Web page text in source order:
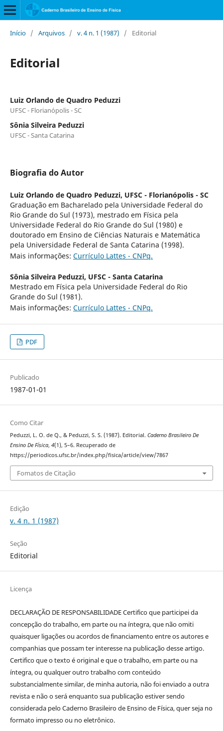
Início / Arquivos / v. 4 n. 1 (1987) / Editorial
Editorial
Luiz Orlando de Quadro Peduzzi
UFSC - Florianópolis - SC
Sônia Silveira Peduzzi
UFSC - Santa Catarina
Biografia do Autor
Luiz Orlando de Quadro Peduzzi, UFSC - Florianópolis - SC
Graduação em Bacharelado pela Universidade Federal do
Rio Grande do Sul (1973), mestrado em Física pela
Universidade Federal do Rio Grande do Sul (1980) e
doutorado em Ensino de Ciências Naturais e Matemática
pela Universidade Federal de Santa Catarina (1998).
Mais informações: Currículo Lattes - CNPq.
Sônia Silveira Peduzzi, UFSC - Santa Catarina
Mestrado em Física pela Universidade Federal do Rio
Grande do Sul (1981).
Mais informações: Currículo Lattes - CNPq.
PDF
Publicado
1987-01-01
Como Citar
Peduzzi, L. O. de Q., & Peduzzi, S. S. (1987). Editorial. Caderno Brasileiro De
Ensino De Física, 4(1), 5–6. Recuperado de
https://periodicos.ufsc.br/index.php/fisica/article/view/7867
Fomatos de Citação
Edição
v. 4 n. 1 (1987)
Seção
Editorial
Licença
DECLARAÇÃO DE RESPONSABILIDADE Certifico que participei da
concepção do trabalho, em parte ou na íntegra, que não omiti
quaisquer ligações ou acordos de financiamento entre os autores e
companhias que possam ter interesse na publicação desse artigo.
Certifico que o texto é original e que o trabalho, em parte ou na
íntegra, ou qualquer outro trabalho com conteúdo
substancialmente similar, de minha autoria, não foi enviado a outra
revista e não o será enquanto sua publicação estiver sendo
considerada pelo Caderno Brasileiro de Ensino de Física, quer seja no
formato impresso ou no eletrônico.